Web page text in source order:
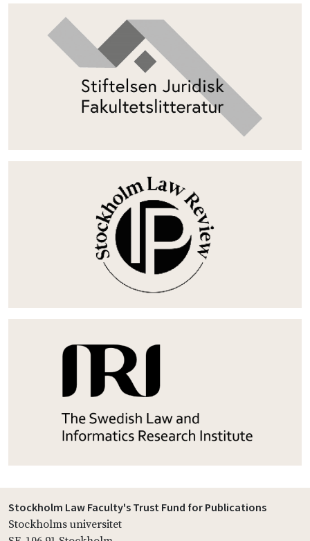
Stockholm Law Faculty's Trust Fund for Publications
Stockholms universitet